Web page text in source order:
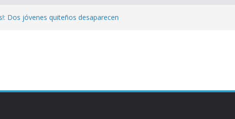
Dos jóvenes quiteños desaparecen
operarán el Trolebús y la Ecovía
Pichincha presenta la quinta edición